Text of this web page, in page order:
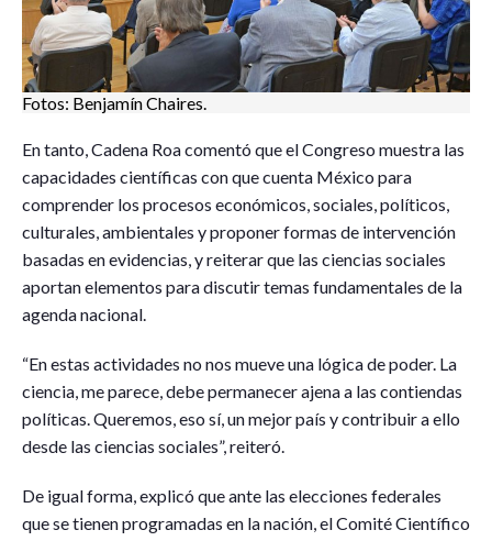
Fotos: Benjamín Chaires.
En tanto, Cadena Roa comentó que el Congreso muestra las
capacidades científicas con que cuenta México para
comprender los procesos económicos, sociales, políticos,
culturales, ambientales y proponer formas de intervención
basadas en evidencias, y reiterar que las ciencias sociales
aportan elementos para discutir temas fundamentales de la
agenda nacional.
“En estas actividades no nos mueve una lógica de poder. La
ciencia, me parece, debe permanecer ajena a las contiendas
políticas. Queremos, eso sí, un mejor país y contribuir a ello
desde las ciencias sociales”, reiteró.
De igual forma, explicó que ante las elecciones federales
que se tienen programadas en la nación, el Comité Científico